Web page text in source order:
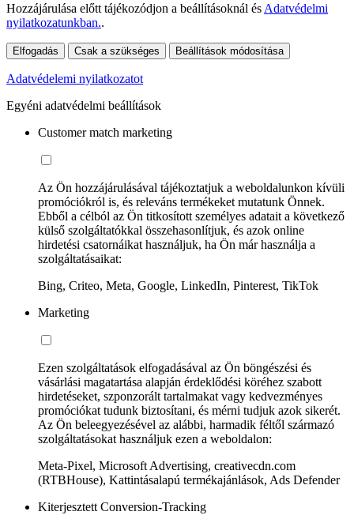
Hozzájárulása előtt tájékozódjon a beállításoknál és Adatvédelmi
nyilatkozatunkban..
Elfogadás Csak a szükséges Beállítások módosítása
Adatvédelemi nyilatkozatot
Egyéni adatvédelmi beállítások
Customer match marketing
Az Ön hozzájárulásával tájékoztatjuk a weboldalunkon kívüli
promóciókról is, és releváns termékeket mutatunk Önnek.
Ebből a célból az Ön titkosított személyes adatait a következő
külső szolgáltatókkal összehasonlítjuk, és azok online
hirdetési csatornáikat használjuk, ha Ön már használja a
szolgáltatásaikat:
Bing, Criteo, Meta, Google, LinkedIn, Pinterest, TikTok
Marketing
Ezen szolgáltatások elfogadásával az Ön böngészési és
vásárlási magatartása alapján érdeklődési köréhez szabott
hirdetéseket, szponzorált tartalmakat vagy kedvezményes
promóciókat tudunk biztosítani, és mérni tudjuk azok sikerét.
Az Ön beleegyezésével az alábbi, harmadik féltől származó
szolgáltatásokat használjuk ezen a weboldalon:
Meta-Pixel, Microsoft Advertising, creativecdn.com
(RTBHouse), Kattintásalapú termékajánlások, Ads Defender
Kiterjesztett Conversion-Tracking